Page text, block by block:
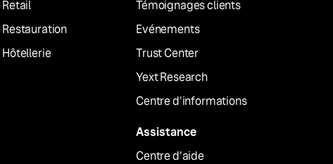
Retail
Restauration
Hôtellerie
Témoignages clients
Evénements
Trust Center
Yext Research
Centre d'informations
Assistance
Centre d'aide